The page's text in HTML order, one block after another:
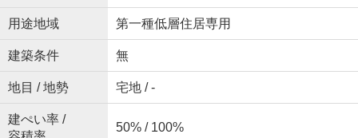
用途地域 第一種低層住居専用
建築条件 無
地目 / 地勢 宅地 / -
建ぺい率 /
50% / 100%